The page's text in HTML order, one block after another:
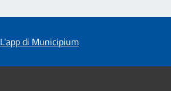
L'app di Municipium